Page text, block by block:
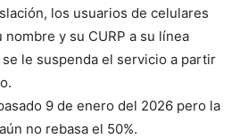
los usuarios de celulares
y su CURP a su línea
le suspenda el servicio a partir
9 de enero del 2026 pero la
no rebasa el 50%.